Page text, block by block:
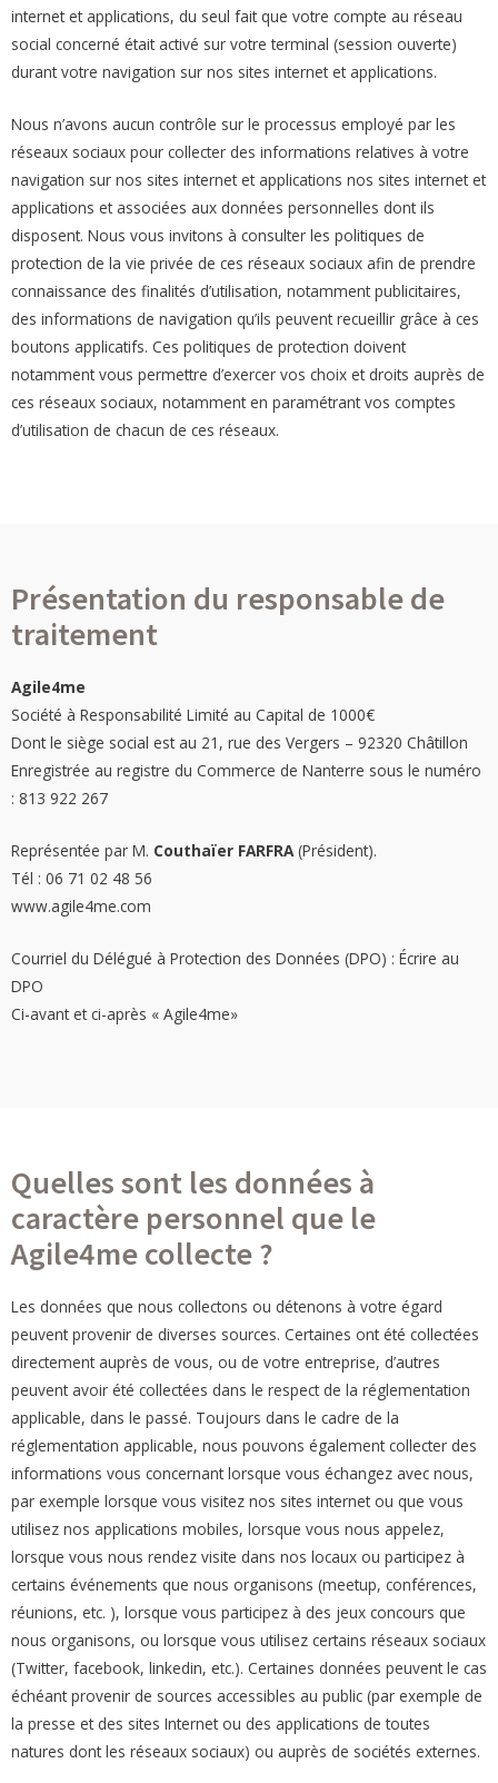
internet et applications, du seul fait que votre compte au réseau
social concerné était activé sur votre terminal (session ouverte)
durant votre navigation sur nos sites internet et applications.
Nous n’avons aucun contrôle sur le processus employé par les
réseaux sociaux pour collecter des informations relatives à votre
navigation sur nos sites internet et applications nos sites internet et
applications et associées aux données personnelles dont ils
disposent. Nous vous invitons à consulter les politiques de
protection de la vie privée de ces réseaux sociaux afin de prendre
connaissance des finalités d’utilisation, notamment publicitaires,
des informations de navigation qu’ils peuvent recueillir grâce à ces
boutons applicatifs. Ces politiques de protection doivent
notamment vous permettre d’exercer vos choix et droits auprès de
ces réseaux sociaux, notamment en paramétrant vos comptes
d’utilisation de chacun de ces réseaux.
Présentation du responsable de
traitement
Agile4me
Société à Responsabilité Limité au Capital de 1000€
Dont le siège social est au 21, rue des Vergers – 92320 Châtillon
Enregistrée au registre du Commerce de Nanterre sous le numéro
: 813 922 267
Représentée par M. Couthaïer FARFRA(Président).
Tél : 06 71 02 48 56
www.agile4me.com
Courriel du Délégué à Protection des Données (DPO) : Écrire au
DPO
Ci-avant et ci-après « Agile4me»
Quelles sont les données à
caractère personnel que le
Agile4me collecte ?
Les données que nous collectons ou détenons à votre égard
peuvent provenir de diverses sources. Certaines ont été collectées
directement auprès de vous, ou de votre entreprise, d’autres
peuvent avoir été collectées dans le respect de la réglementation
applicable, dans le passé. Toujours dans le cadre de la
réglementation applicable, nous pouvons également collecter des
informations vous concernant lorsque vous échangez avec nous,
par exemple lorsque vous visitez nos sites internet ou que vous
utilisez nos applications mobiles, lorsque vous nous appelez,
lorsque vous nous rendez visite dans nos locaux ou participez à
certains événements que nous organisons (meetup, conférences,
réunions, etc. ), lorsque vous participez à des jeux concours que
nous organisons, ou lorsque vous utilisez certains réseaux sociaux
(Twitter, facebook, linkedin, etc.). Certaines données peuvent le cas
échéant provenir de sources accessibles au public (par exemple de
la presse et des sites Internet ou des applications de toutes
natures dont les réseaux sociaux) ou auprès de sociétés externes.